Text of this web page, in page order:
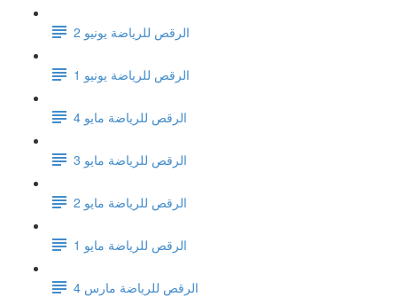
الرقص للرياضة يونيو 2
الرقص للرياضة يونيو 1
الرقص للرياضة مايو 4
الرقص للرياضة مايو 3
الرقص للرياضة مايو 2
الرقص للرياضة مايو 1
الرقص للرياضة مارس 4